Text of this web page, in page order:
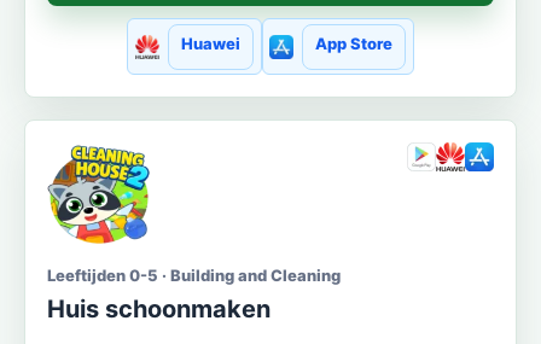
Huawei App Store
Leeftijden 0-5 · Building and Cleaning
Huis schoonmaken